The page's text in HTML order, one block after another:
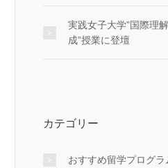
実践女子大学”国際理
成”授業に登壇
カテゴリー
おすすめ留学プログラ